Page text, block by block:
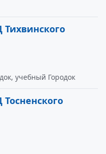
учебный Городок